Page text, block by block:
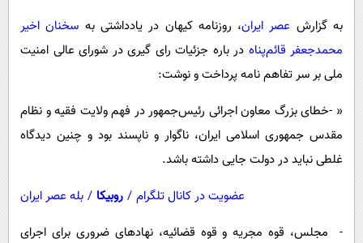
محیط زیست
سلامت
فرهنگی
بین الملل
اجتماعی
سیاست خارجی
به گزارش عصر ایران، روزنامه کیهان در یادداشتی به سخنان اخیر
محمدجعفر قائم‌پناه در باره جزئیات رای گیری در شورای عالی امنیت
ملی بر سر تفاهم نامه پرداخت و نوشت:
« -خطای بزرگ معاون اجرائی رئیس‌جمهور در فهم ولایت فقیه و نظام
مقدس جمهوری اسلامی ایران، ناگوار و ناپسند بود و چنین دیدگاه
غلطی نباید در دولت جایی داشته باشد.
عضویت در کانال تلگرام / روبیکا / بله عصر ایران
- مجلس، قوه مجریه و قوه قضائیه، نهادهای ضروری برای اجرای